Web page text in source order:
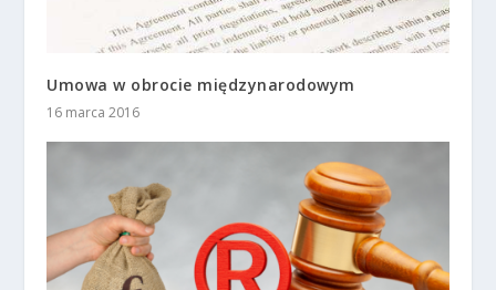
Umowa w obrocie międzynarodowym
16 marca 2016